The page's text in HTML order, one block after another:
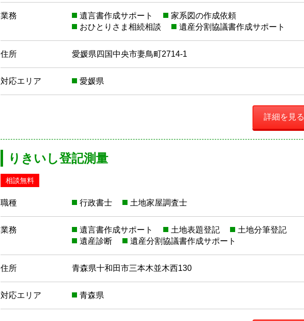
業務 遺言書作成サポート
家系図の作成依頼
おひとりさま相続相談
遺産分割協議書作成サポート
住所 愛媛県四国中央市妻鳥町2714-1
対応エリア 愛媛県
詳細を見る
りきいし登記測量
相談無料
職種 行政書士 土地家屋調査士
業務 遺言書作成サポート 土地表題登記
土地分筆登記
遺産診断
遺産分割協議書作成サポート
住所 青森県十和田市三本木並木西130
対応エリア 青森県